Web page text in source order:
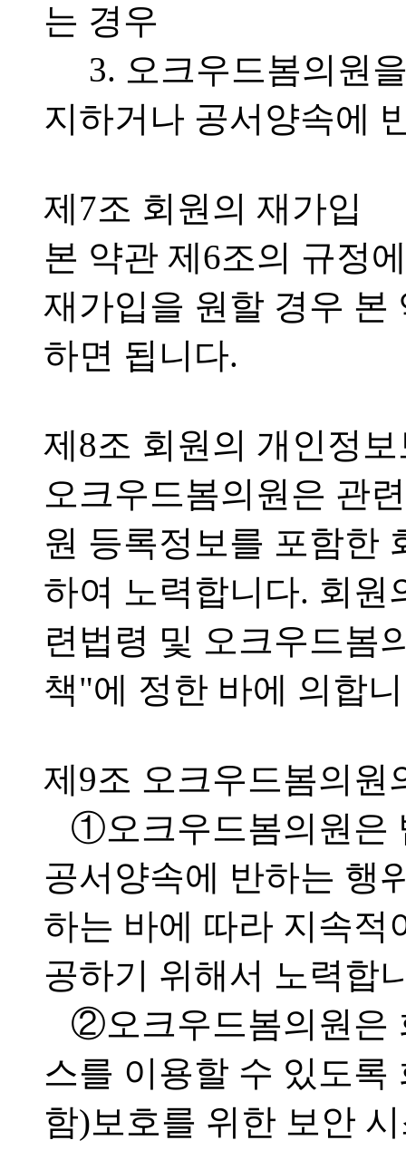
는 경우
3. 오크우드봄의원
지하거나 공서양속에
제7조 회원의 재가입
본 약관 제6조의 규정
재가입을 원할 경우 본
하면 됩니다.
제8조 회원의 개인정
오크우드봄의원은 관
원 등록정보를 포함한
하여 노력합니다. 회원
련법령 및 오크우드봄
책"에 정한 바에 의합
제9조 오크우드봄의원
①오크우드봄의원은
공서양속에 반하는 행
하는 바에 따라 지속적
공하기 위해서 노력합
②오크우드봄의원은
스를 이용할 수 있도록
함)보호를 위한 보안